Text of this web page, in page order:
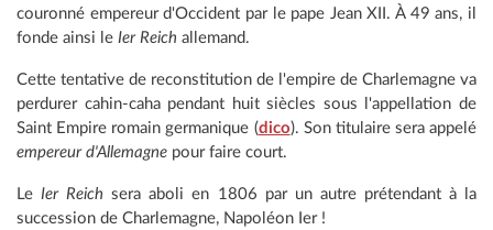
couronné empereur d'Occident par le pape Jean XII. À 49 ans, il
fonde ainsi le Ier Reich allemand.
Cette tentative de reconstitution de l'empire de Charlemagne va
perdurer cahin-caha pendant huit siècles sous l'appellation de
Saint Empire romain germanique (dico). Son titulaire sera appelé
empereur d'Allemagne pour faire court.
LeIer Reich sera aboli en 1806 par un autre prétendant à la
succession de Charlemagne, Napoléon Ier !